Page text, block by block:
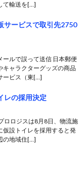
て輸送を[…]
サービスで取引先2750
ルで誤って送信 日本郵便
キャラクターグッズの商品
ービス（東[…]
レの採用決定
ロジスは8月8日、物流施
設トイレを採用すると発
の地域住[…]